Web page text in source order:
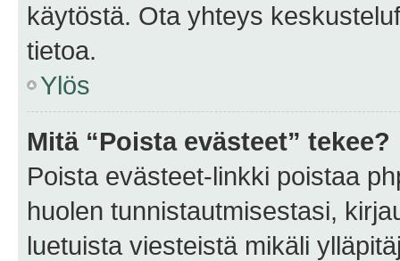
käytöstä. Ota yhteys
tietoa.
Ylös
Mitä “Poista evästeet” tekee?
Poista evästeet-linkki poistaa
huolen tunnistautmisestasi,
luetuista viesteistä mikäli